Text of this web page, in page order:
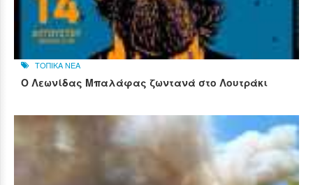
ΤΟΠΙΚΑ ΝΕΑ
Ο Λεωνίδας Μπαλάφας ζωντανά στο Λουτράκι